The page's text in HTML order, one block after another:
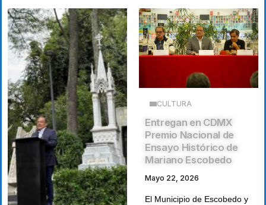
CULTURA
Entregan en CDMX
Premio Nacional de
Ensayo Histórico de
Mariano Escobedo
Mayo 22, 2026
El Municipio de Escobedo y